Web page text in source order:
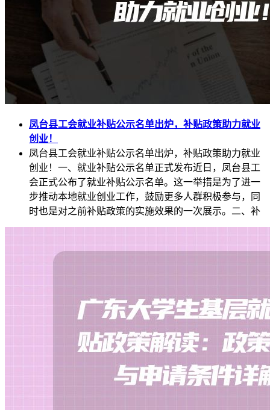
凤台县工会就业补贴公示名单出炉，补贴政策助力就业
创业！
凤台县工会就业补贴公示名单出炉，补贴政策助力就业
创业！一、就业补贴公示名单正式发布近日，凤台县工
会正式公布了就业补贴公示名单。这一举措是为了进一
步推动本地就业创业工作，鼓励更多人群积极参与，同
时也是对之前补贴政策的实施效果的一次展示。二、补